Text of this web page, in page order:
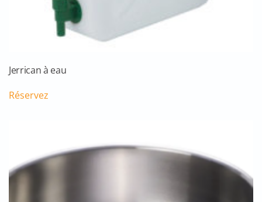
Jerrican à eau
Réservez